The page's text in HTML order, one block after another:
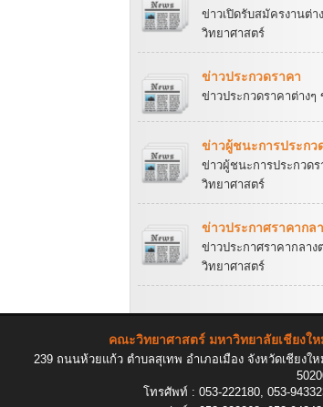
ข่าวเปิดรับสมัครงานต่
วิทยาศาสตร์
ข่าวประกวดราคา
ข่าวประกวดราคาต่าง
ข่าวผู้ชนะการประกว
ข่าวผู้ชนะการประกวด
วิทยาศาสตร์
ข่าวประกาศราคากล
ข่าวประกาศราคากลา
วิทยาศาสตร์
คณะวิทยาศาสตร์ มหาวิทยาลัยเชียงให
239 ถนนห้วยแก้ว ตำบลสุเทพ อำเภอเมือง จังหวัดเชียงให
โทรศัพท์ : 053-222180, 053-